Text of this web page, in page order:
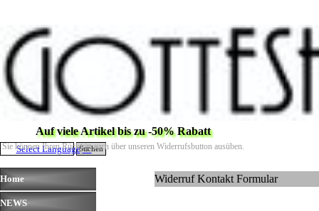
Auf viele Artikel bis zu -50% Rabatt
Sie können Ihren Rücktritt auch über unseren Widerrufsbutton ausüben.
Suchen
Select Language ▼
Menü überspringen
Home
NEWS
Widerruf Kontakt Formular